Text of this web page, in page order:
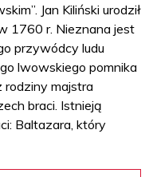
Jan Kiliński urodził
1760 r. Nieznana jest
przywódcy ludu
lwowskiego pomnika
rodziny majstra
braci. Istnieją
Baltazara, który